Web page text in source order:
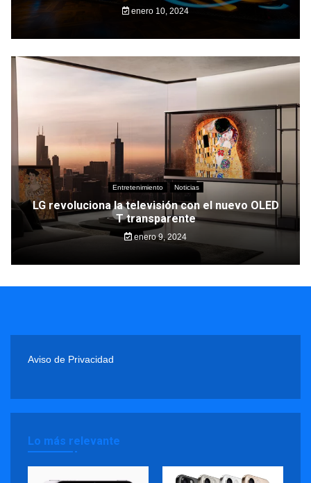
enero 10, 2024
Entretenimiento Noticias
LG revoluciona la televisión con el nuevo OLED
T transparente
enero 9, 2024
Aviso de Privacidad
Lo más relevante